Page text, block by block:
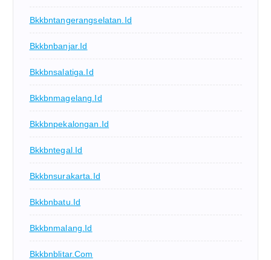
Bkkbntangerangselatan.id
Bkkbnbanjar.id
Bkkbnsalatiga.id
Bkkbnmagelang.id
Bkkbnpekalongan.id
Bkkbntegal.id
Bkkbnsurakarta.id
Bkkbnbatu.id
Bkkbnmalang.id
Bkkbnblitar.com